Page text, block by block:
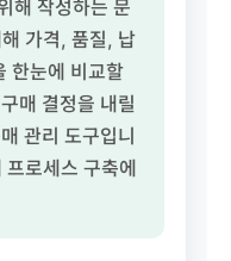
해 작성하는 문
가격, 품질, 납
한눈에 비교할
매 결정을 내릴
관리 도구입니
로세스 구축에